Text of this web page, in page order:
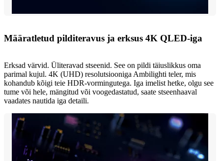
Määratletud pilditeravus ja erksus 4K QLED-iga
Erksad värvid. Üliteravad stseenid. See on pildi täiuslikkus oma
parimal kujul. 4K (UHD) resolutsiooniga Ambilighti teler, mis
kohandub kõigi teie HDR-vormingutega. Iga imelist hetke, olgu see
tume või hele, mängitud või voogedastatud, saate stseenhaaval
vaadates nautida iga detaili.